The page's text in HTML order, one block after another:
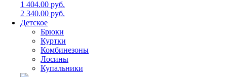
1 404.00 руб.
2 340.00 руб.
Детское
Брюки
Куртки
Комбинезоны
Лосины
Купальники